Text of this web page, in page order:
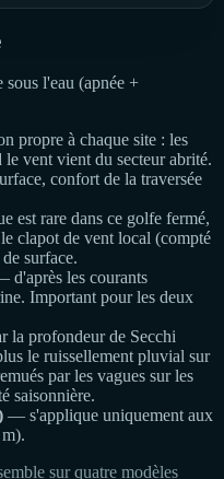
l'eau (apnée +
propre à chaque site : les
le vent vient du secteur abrité.
confort de la traversée
est rare dans ce golfe fermé,
clapot de vent local (compté
surface.
d'après les courants
Important pour les deux
la profondeur de Secchi
le ruissellement pluvial sur
par les vagues sur les
saisonnière.
— s'applique uniquement aux
sur quatre modèles